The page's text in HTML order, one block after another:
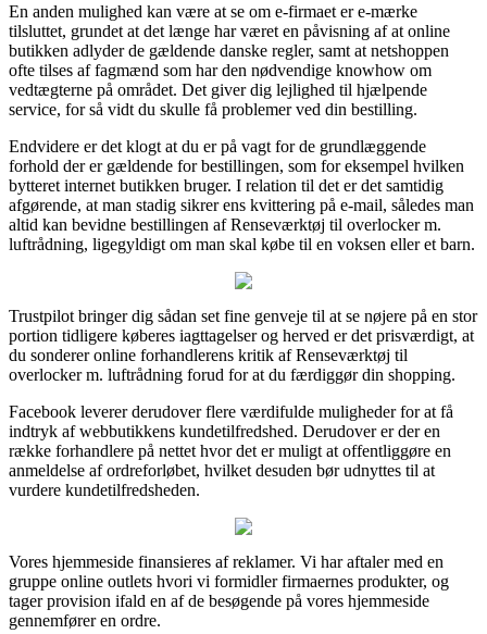
En anden mulighed kan være at se om e-firmaet er e-mærke
tilsluttet, grundet at det længe har været en påvisning af at online
butikken adlyder de gældende danske regler, samt at netshoppen
ofte tilses af fagmænd som har den nødvendige knowhow om
vedtægterne på området. Det giver dig lejlighed til hjælpende
service, for så vidt du skulle få problemer ved din bestilling.
Endvidere er det klogt at du er på vagt for de grundlæggende
forhold der er gældende for bestillingen, som for eksempel hvilken
bytteret internet butikken bruger. I relation til det er det samtidig
afgørende, at man stadig sikrer ens kvittering på e-mail, således man
altid kan bevidne bestillingen af Renseværktøj til overlocker m.
luftrådning, ligegyldigt om man skal købe til en voksen eller et barn.
Trustpilot bringer dig sådan set fine genveje til at se nøjere på en stor
portion tidligere køberes iagttagelser og herved er det prisværdigt, at
du sonderer online forhandlerens kritik af Renseværktøj til
overlocker m. luftrådning forud for at du færdiggør din shopping.
Facebook leverer derudover flere værdifulde muligheder for at få
indtryk af webbutikkens kundetilfredshed. Derudover er der en
række forhandlere på nettet hvor det er muligt at offentliggøre en
anmeldelse af ordreforløbet, hvilket desuden bør udnyttes til at
vurdere kundetilfredsheden.
Vores hjemmeside finansieres af reklamer. Vi har aftaler med en
gruppe online outlets hvori vi formidler firmaernes produkter, og
tager provision ifald en af de besøgende på vores hjemmeside
gennemfører en ordre.